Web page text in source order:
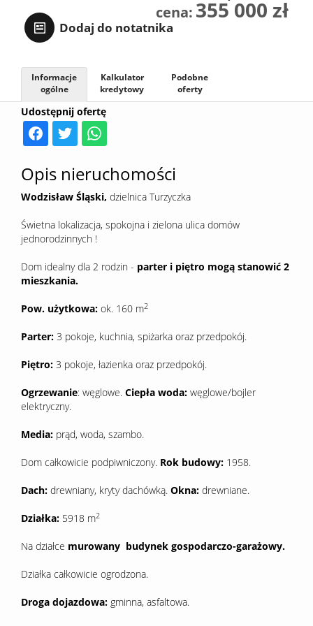
Sprzedaj
cena: 355 000 zł
Dodaj do notatnika
Udostępnij ofertę
Informacje
ogólne
Kalkulator
kredytowy
Podobne
oferty
Opis nieruchomości
Wodzisław Śląski, dzielnica Turzyczka
Świetna lokalizacja, spokojna i zielona ulica domów
jednorodzinnych !
Dom idealny dla 2 rodzin - parter i piętro mogą stanowić 2
mieszkania.
Pow. użytkowa: ok. 160 m2
Parter: 3 pokoje, kuchnia, spiżarka oraz przedpokój.
Piętro: 3 pokoje, łazienka oraz przedpokój.
Ogrzewanie: węglowe. Ciepła woda: węglowe/bojler
elektryczny.
Media: prąd, woda, szambo.
Dom całkowicie podpiwniczony. Rok budowy: 1958.
Dach: drewniany, kryty dachówką. Okna: drewniane.
Działka: 5918 m2
Na działce murowany budynek gospodarczo-garażowy.
Działka całkowicie ogrodzona.
Droga dojazdowa: gminna, asfaltowa.